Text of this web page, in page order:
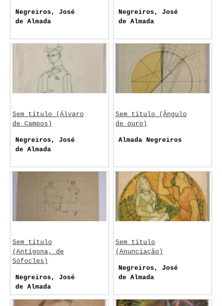
Negreiros, José
de Almada
Negreiros, José
de Almada
Sem título (Álvaro
de Campos)
Negreiros, José
de Almada
Sem título (Ângulo
de ouro)
Almada Negreiros
Sem título
(Antígona, de
Sófocles)
Negreiros, José
de Almada
Sem título
(Anunciação)
Negreiros, José
de Almada